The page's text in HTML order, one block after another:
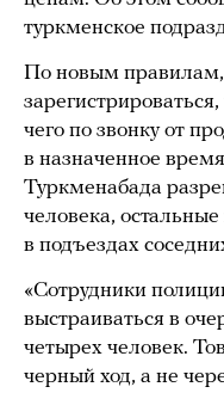
туркменское
По новым
чего по звонку от
в назначенное
Туркменабада
человека,
в подъездах
«Сотрудники
выстраиваться в
четырех человек.
черный ход, а не